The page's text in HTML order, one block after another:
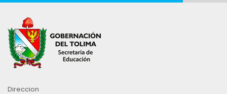
Direccion